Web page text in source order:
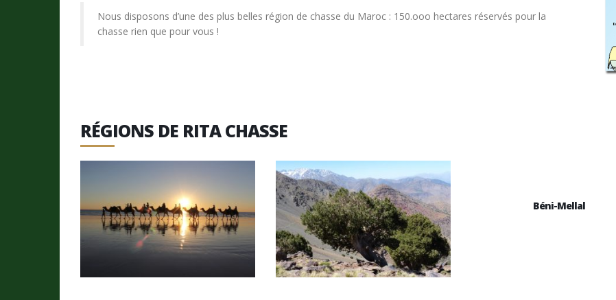
Nous disposons d’une des plus belles région de chasse du Maroc : 150.ooo hectares réservés pour la
chasse rien que pour vous !
RÉGIONS DE RITA CHASSE
Béni-Mellal